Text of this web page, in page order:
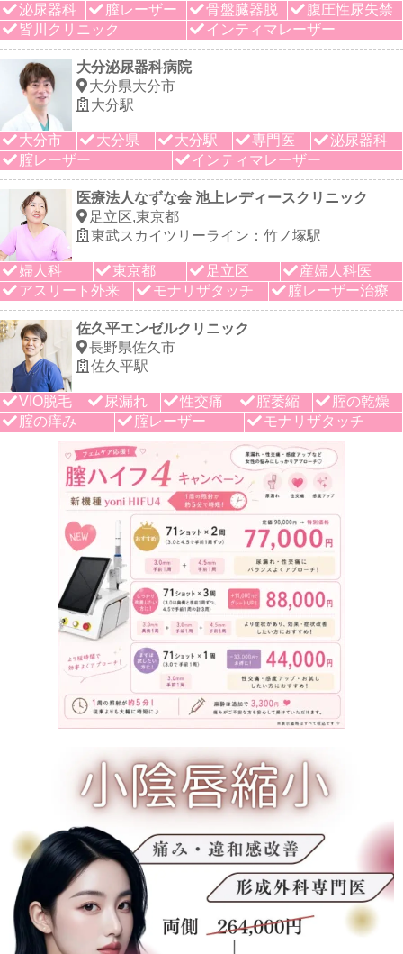
泌尿器科
膣レーザー 骨盤臓器脱
腹圧性尿失禁
皆川クリニック
インティマレーザー
大分泌尿器科病院
大分県大分市
大分駅
大分市 大分県 大分駅 専門医
泌尿器科
腟レーザー
インティマレーザー
医療法人なずな会 池上レディースクリニック
足立区,東京都
東武スカイツリーライン：竹ノ塚駅
婦人科 東京都 足立区
産婦人科医
アスリート外来
モナリザタッチ 腟レーザー治療
佐久平エンゼルクリニック
長野県佐久市
佐久平駅
VIO脱毛 尿漏れ 性交痛 腟萎縮
腟の乾燥
腟の痒み
腟レーザー モナリザタッチ